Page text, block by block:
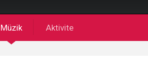
Müzik Aktivite